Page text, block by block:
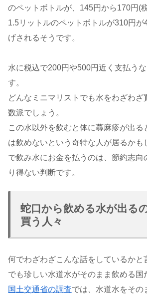
のペットボトルが、145円から170円(
1.5リットルのペットボトルが310円が
げされるそうです。
水に税込で200円や500円近く支払う
す。
どんなミニマリストでも水をわざわざ
数派でしょう。
この水以外を飲むと体に蕁麻疹が出る
は飲めないという奇特な人が居るかも
で飲み水にお金を払うのは、節約志向
り得ない判断です。
蛇口から飲める水が出る
買う人々
何でわざわざこんな話をしているかと
でも珍しい水道水がそのまま飲める国
国土交通省の調査では、水道水をその